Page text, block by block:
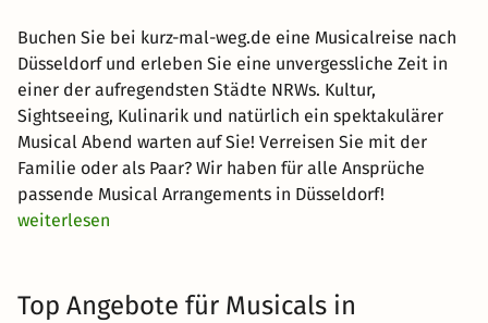
Buchen Sie bei kurz-mal-weg.de eine Musicalreise nach
Düsseldorf und erleben Sie eine unvergessliche Zeit in
einer der aufregendsten Städte NRWs. Kultur,
Sightseeing, Kulinarik und natürlich ein spektakulärer
Musical Abend warten auf Sie! Verreisen Sie mit der
Familie oder als Paar? Wir haben für alle Ansprüche
passende Musical Arrangements in Düsseldorf!
weiterlesen
Top Angebote für Musicals in